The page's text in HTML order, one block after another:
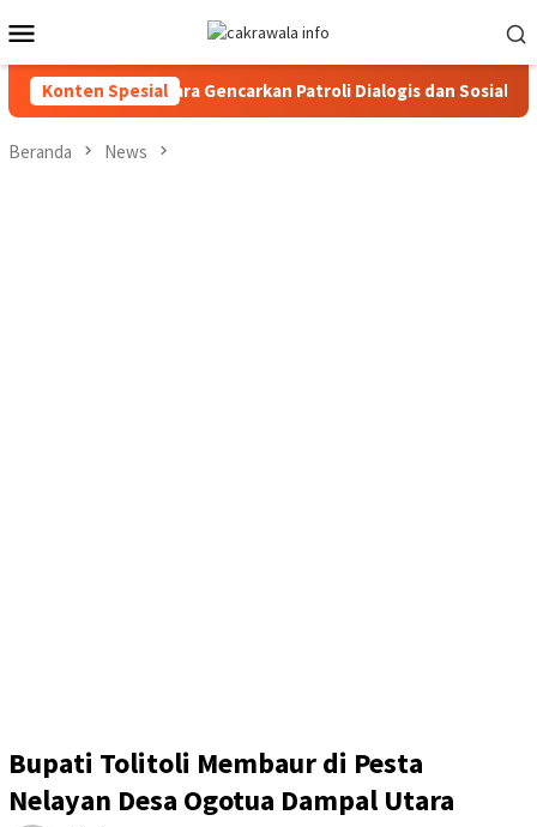
ke
kontenMobile
Konten Spesial
Toraja Utara Gencarkan Patroli Dialogis dan Sosialisasi
Beranda News
Bupati Tolitoli Membaur di Pesta
Nelayan Desa Ogotua Dampal Utara